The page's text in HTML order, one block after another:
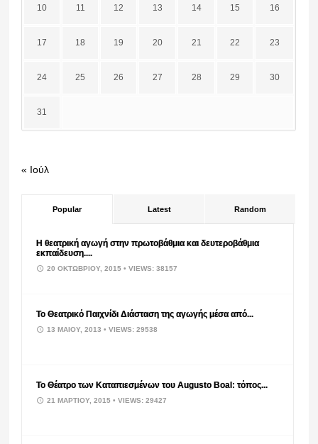
10 11 12 13 14 15 16
17 18 19 20 21 22 23
24 25 26 27 28 29 30
31
« Ιούλ
Popular Latest Random
Η θεατρική αγωγή στην πρωτοβάθμια και δευτεροβάθμια
εκπαίδευση....
20 ΟΚΤΩΒΡΊΟΥ, 2015• VIEWS: 38157
Το Θεατρικό Παιχνίδι Διάσταση της αγωγής μέσα από...
13 ΜΑΪ́ΟΥ, 2013• VIEWS: 29538
Το Θέατρο των Καταπιεσμένων του Augusto Boal: τόπος...
21 ΜΑΡΤΊΟΥ, 2015• VIEWS: 29427